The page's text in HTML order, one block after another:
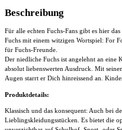
Kinder
T-
Shirt
Menge
Beschreibung
Für alle echten Fuchs-Fans gibt es hier
Fuchs mit einem witzigen Wortspiel: For
für Fuchs-Freunde.
Der niedliche Fuchs ist angelehnt an
absolut liebenswerten Ausdruck. Mit
Augen starrt er Dich hinreissend an.
Produktdetails:
Klassisch und das konsequent: Auch bei
Lieblingskleidungsstücken. Es bietet die